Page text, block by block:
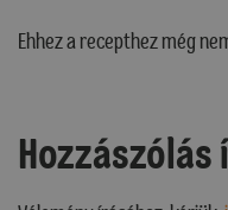
Ehhez a recepthez még
Hozzászólás